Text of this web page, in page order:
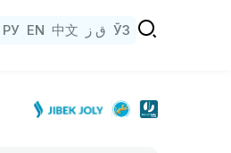
РУ EN 中文 ق ز ЎЗ